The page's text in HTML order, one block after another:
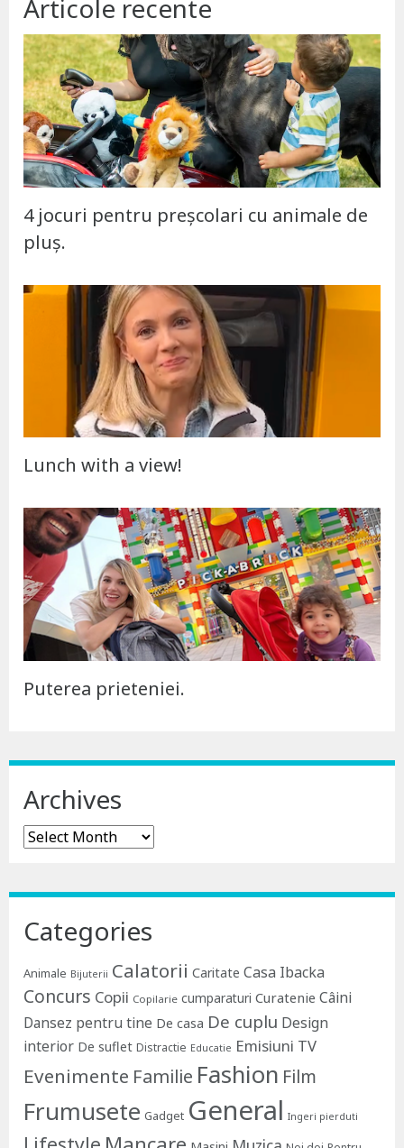
Articole recente
4 jocuri pentru preșcolari cu animale de
pluș.
Lunch with a view!
Puterea prieteniei.
Archives
Archives
Categories
Animale Bijuterii Calatorii Caritate Casa Ibacka
Concurs Copii Copilarie cumparaturi Curatenie Câini
Dansez pentru tine De casa De cuplu Design
interior De suflet Distractie Educatie Emisiuni TV
Evenimente Familie Fashion Film
Frumusete Gadget General Ingeri pierduti